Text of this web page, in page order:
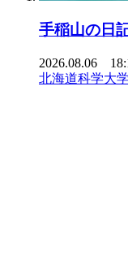
手稲山の日
2026.08.06
北海道科学大学